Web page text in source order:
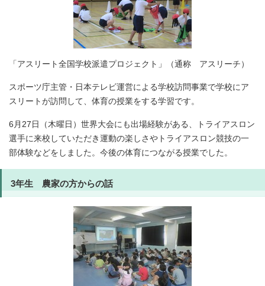
「アスリート全国学校派遣プロジェクト」（通称 アスリーチ）
スポーツ庁主管・日本テレビ運営による学校訪問事業で学校にア
スリートが訪問して、体育の授業をする学習です。
6月27日（木曜日）世界大会にも出場経験がある、トライアスロン
選手に来校していただき運動の楽しさやトライアスロン競技の一
部体験などをしました。今後の体育につながる授業でした。
3年生 農家の方からの話